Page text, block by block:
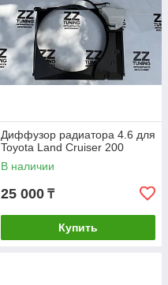
Диффузор радиатора 4.6 для
Toyota Land Cruiser 200
В наличии
25 000 ₸
Купить